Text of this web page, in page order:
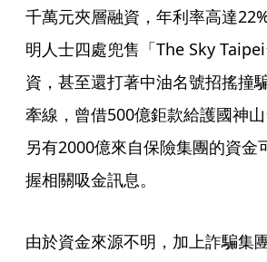
千萬元夾層融資，年利率高達
明人士四處兜售「The Sky
資，甚至還打著中油名號招搖撞
牽線，曾借500億鉅款給護國神
另有2000億來自保險集團的資金
握相關吸金訊息。
由於資金來源不明，加上詐騙集